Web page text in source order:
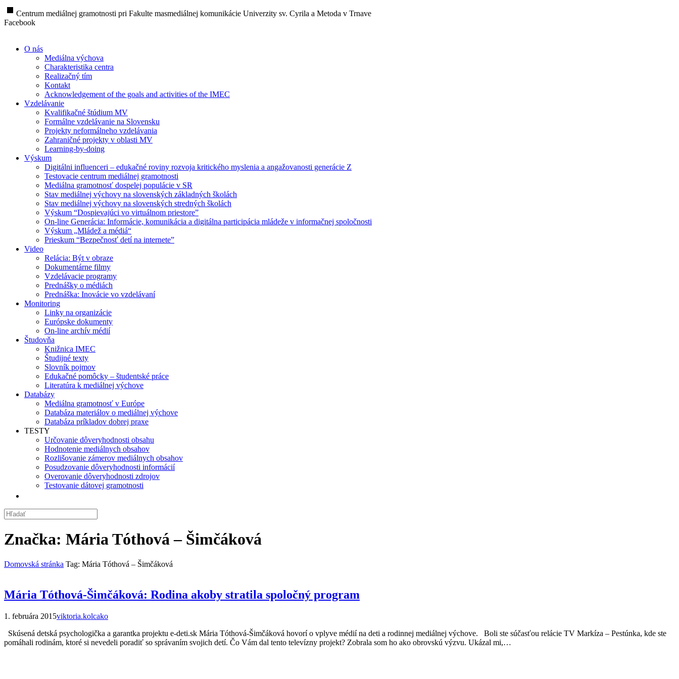
stop Centrum mediálnej gramotnosti pri Fakulte masmediálnej komunikácie Univerzity sv. Cyrila a Metoda v Trnave
Facebook
O nás
Mediálna výchova
Charakteristika centra
Realizačný tím
Kontakt
Acknowledgement of the goals and activities of the IMEC
Vzdelávanie
Kvalifikačné štúdium MV
Formálne vzdelávanie na Slovensku
Projekty neformálneho vzdelávania
Zahraničné projekty v oblasti MV
Learning-by-doing
Výskum
Digitálni influenceri – edukačné roviny rozvoja kritického myslenia a angažovanosti generácie Z
Testovacie centrum mediálnej gramotnosti
Mediálna gramotnosť dospelej populácie v SR
Stav mediálnej výchovy na slovenských základných školách
Stav mediálnej výchovy na slovenských stredných školách
Výskum “Dospievajúci vo virtuálnom priestore”
On-line Generácia: Informácie, komunikácia a digitálna participácia mládeže v informačnej spoločnosti
Výskum „Mládež a médiá“
Prieskum “Bezpečnosť detí na internete”
Video
Relácia: Být v obraze
Dokumentárne filmy
Vzdelávacie programy
Prednášky o médiách
Prednáška: Inovácie vo vzdelávaní
Monitoring
Linky na organizácie
Európske dokumenty
On-line archív médií
Študovňa
Knižnica IMEC
Študijné texty
Slovník pojmov
Edukačné pomôcky – študentské práce
Literatúra k mediálnej výchove
Databázy
Mediálna gramotnosť v Európe
Databáza materiálov o mediálnej výchove
Databáza príkladov dobrej praxe
TESTY
Určovanie dôveryhodnosti obsahu
Hodnotenie mediálnych obsahov
Rozlišovanie zámerov mediálnych obsahov
Posudzovanie dôveryhodnosti informácií
Overovanie dôveryhodnosti zdrojov
Testovanie dátovej gramotnosti
Značka: Mária Tóthová – Šimčáková
Domovská stránka Tag: Mária Tóthová – Šimčáková
Mária Tóthová-Šimčáková: Rodina akoby stratila spoločný program
1. februára 2015viktoria.kolcako
Skúsená detská psychologička a garantka projektu e-deti.sk Mária Tóthová-Šimčáková hovorí o vplyve médií na deti a rodinnej mediálnej výchove. Boli ste súčasťou relácie TV Markíza – Pestúnka, kde ste
pomáhali rodinám, ktoré si nevedeli poradiť so správaním svojich detí. Čo Vám dal tento televízny projekt? Zobrala som ho ako obrovskú výzvu. Ukázal mi,…